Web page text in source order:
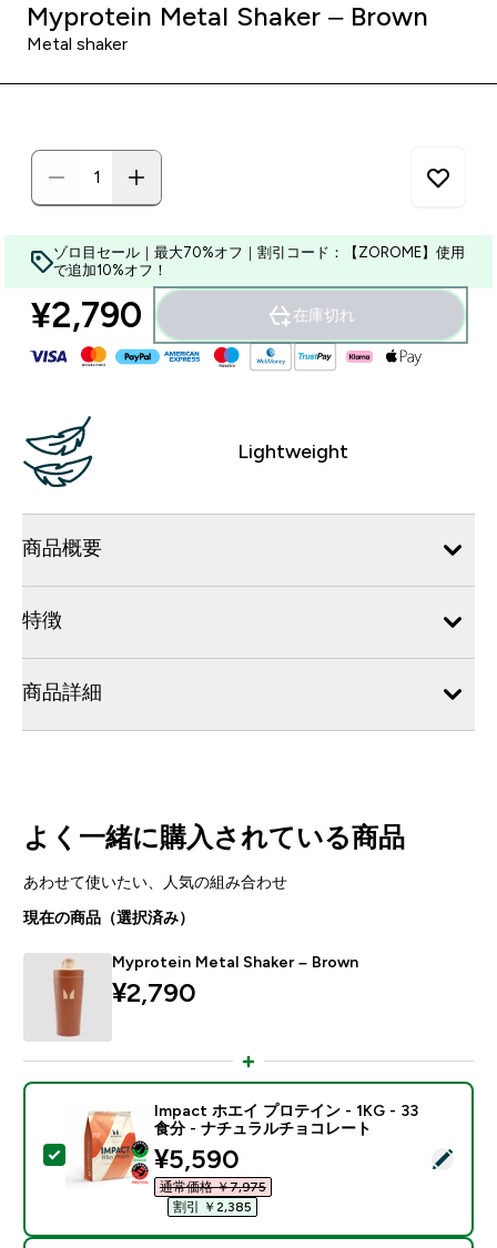
Myprotein Metal Shaker – Brown
Metal shaker
ゾロ目セール｜最大70%オフ｜割引コード：【ZOROME】使用
で追加10%オフ！
¥2,790‎ 在庫切れ
Lightweight
商品概要
特徴
商品詳細
よく一緒に購入されている商品
あわせて使いたい、人気の組み合わせ
現在の商品（選択済み）
Myprotein Metal Shaker – Brown
¥2,790‎
この商品を選択 - Impact ホエイ プロテイン - 1KG -
Impact ホエイ プロテイン - 1KG - 33
食分 - ナチュラルチョコレート
discounted price
¥5,590‎
通常価格 ￥7,975‎
割引 ￥2,385‎